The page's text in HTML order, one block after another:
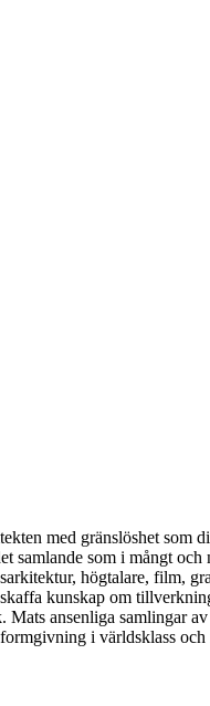
med gränslöshet som
samlande som i mångt
högtalare, film,
kunskap om
ansenliga samlingar
i världsklass